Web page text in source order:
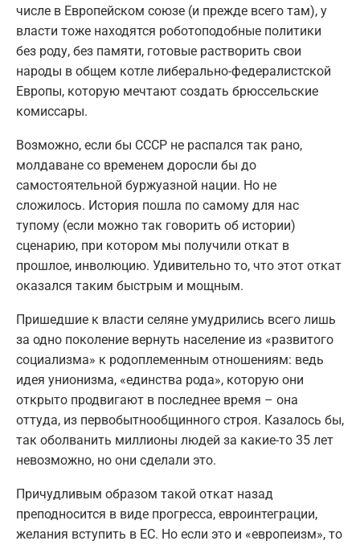
числе в Европейском союзе (и прежде всего там), у
власти тоже находятся роботоподобные политики
без роду, без памяти, готовые растворить свои
народы в общем котле либерально-федералистской
Европы, которую мечтают создать брюссельские
комиссары.
Возможно, если бы СССР не распался так рано,
молдаване со временем доросли бы до
самостоятельной буржуазной нации. Но не
сложилось. История пошла по самому для нас
тупому (если можно так говорить об истории)
сценарию, при котором мы получили откат в
прошлое, инволюцию. Удивительно то, что этот откат
оказался таким быстрым и мощным.
Пришедшие к власти селяне умудрились всего лишь
за одно поколение вернуть население из «развитого
социализма» к родоплеменным отношениям: ведь
идея унионизма, «единства рода», которую они
открыто продвигают в последнее время – она
оттуда, из первобытнообщинного строя. Казалось бы,
так оболванить миллионы людей за какие-то 35 лет
невозможно, но они сделали это.
Причудливым образом такой откат назад
преподносится в виде прогресса, евроинтеграции,
желания вступить в ЕС. Но если это и «европеизм», то